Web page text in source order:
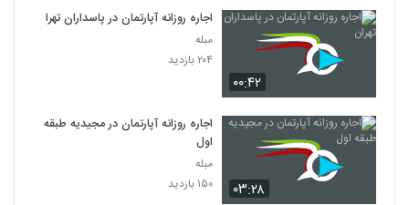
۰۰:۴۲
اجاره روزانه آپارتمان در پاسداران تهران
مبله
۲۰۴ بازدید
۰۳:۲۸
اجاره روزانه آپارتمان در مجیدیه طبقه
اول
مبله
۱۵۰ بازدید